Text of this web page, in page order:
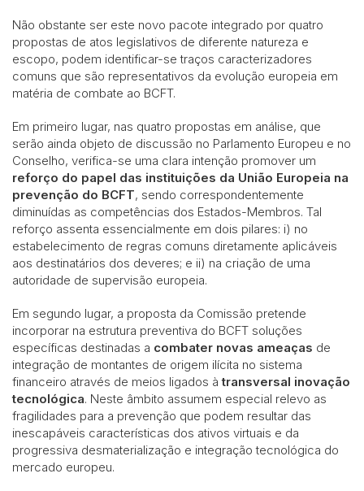
Não obstante ser este novo pacote integrado por quatro
propostas de atos legislativos de diferente natureza e
escopo, podem identificar-se traços caracterizadores
comuns que são representativos da evolução europeia em
matéria de combate ao BCFT.
Em primeiro lugar, nas quatro propostas em análise, que
serão ainda objeto de discussão no Parlamento Europeu e no
Conselho, verifica-se uma clara intenção promover um
reforço do papel das instituições da União Europeia na
prevenção do BCFT, sendo correspondentemente
diminuídas as competências dos Estados-Membros. Tal
reforço assenta essencialmente em dois pilares: i) no
estabelecimento de regras comuns diretamente aplicáveis
aos destinatários dos deveres; e ii) na criação de uma
autoridade de supervisão europeia.
Em segundo lugar, a proposta da Comissão pretende
incorporar na estrutura preventiva do BCFT soluções
específicas destinadas a combater novas ameaças de
integração de montantes de origem ilícita no sistema
financeiro através de meios ligados àtransversal inovação
tecnológica. Neste âmbito assumem especial relevo as
fragilidades para a prevenção que podem resultar das
inescapáveis características dos ativos virtuais e da
progressiva desmaterialização e integração tecnológica do
mercado europeu.